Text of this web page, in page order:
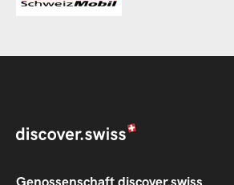
Genossenschaft discover.swiss